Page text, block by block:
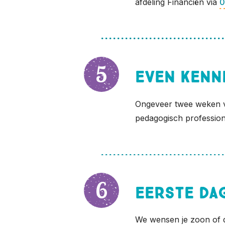
afdeling Financiën via
Even
Ongeveer twee
pedagogisch
Eerste
We wensen je zoon of